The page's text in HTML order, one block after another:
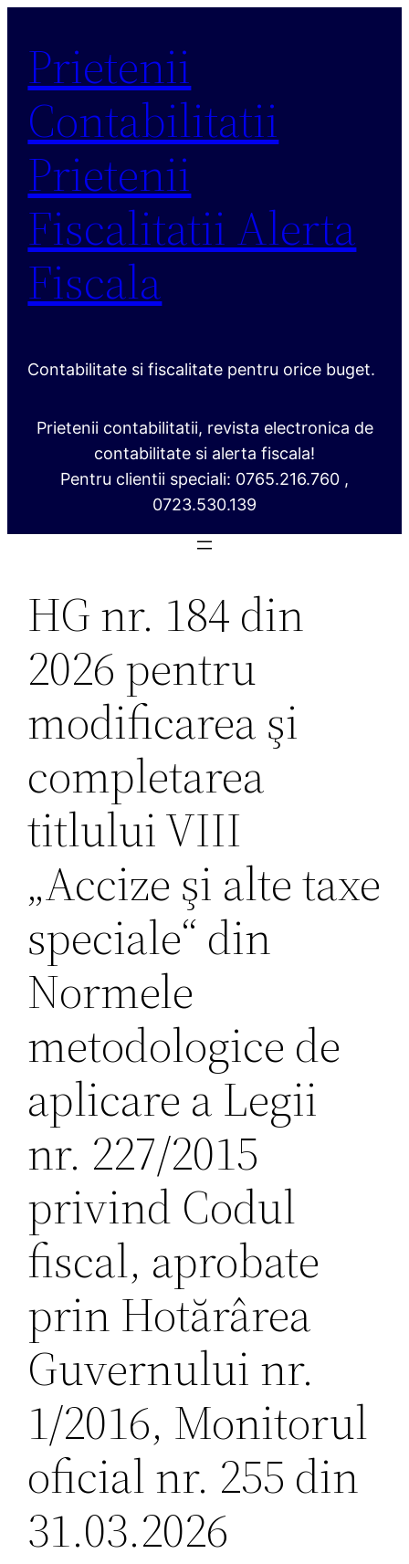
conținut
Prietenii
Contabilitatii
Prietenii
Fiscalitatii Alerta
Fiscala
Contabilitate si fiscalitate pentru orice buget.
Prietenii contabilitatii, revista electronica de
contabilitate si alerta fiscala!
Pentru clientii speciali: 0765.216.760 ,
0723.530.139
HG nr. 184 din
2026 pentru
modificarea şi
completarea
titlului VIII
„Accize şi alte taxe
speciale“ din
Normele
metodologice de
aplicare a Legii
nr. 227/2015
privind Codul
fiscal, aprobate
prin Hotărârea
Guvernului nr.
1/2016, Monitorul
oficial nr. 255 din
31.03.2026